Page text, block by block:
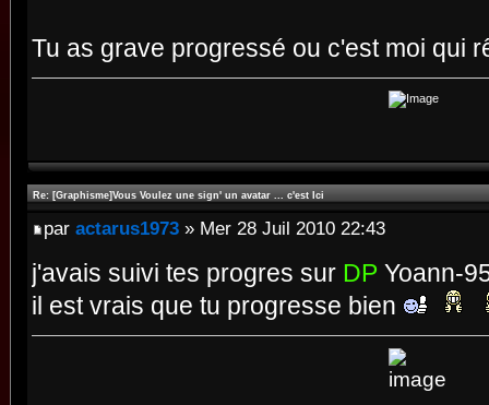
Tu as grave progressé ou c'est moi qui
Re: [Graphisme]Vous Voulez une sign' un avatar ... c'est Ici
par actarus1973 » Mer 28 Juil 2010 22:43
j'avais suivi tes progres sur DP Yoann-
il est vrais que tu progresse bien